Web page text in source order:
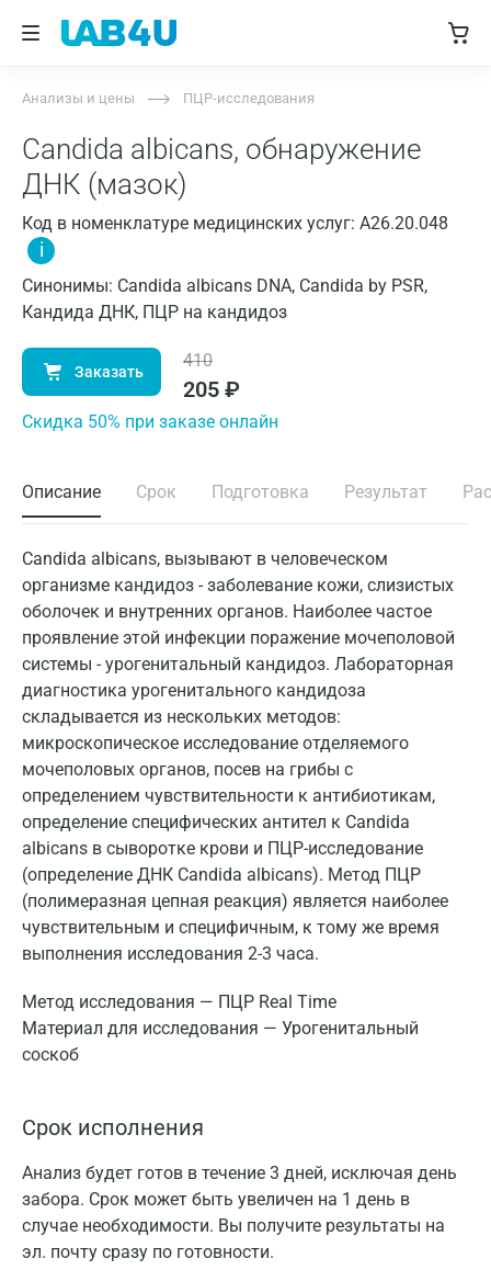
Анализы и цены ПЦР-исследования
Candida albicans, обнаружение
ДНК (мазок)
Код в номенклатуре медицинских услуг: A26.20.048
i
Синонимы: Candida albicans DNA, Candida by PSR,
Кандида ДНК, ПЦР на кандидоз
Заказать
410
205 ₽
Cкидка 50% при заказе онлайн
Описание Срок Подготовка Результат
Candida albicans, вызывают в человеческом
организме кандидоз - заболевание кожи, слизистых
оболочек и внутренних органов. Наиболее частое
проявление этой инфекции поражение мочеполовой
системы - урогенитальный кандидоз. Лабораторная
диагностика урогенитального кандидоза
складывается из нескольких методов:
микроскопическое исследование отделяемого
мочеполовых органов, посев на грибы с
определением чувствительности к антибиотикам,
определение специфических антител к Candida
albicans в сыворотке крови и ПЦР-исследование
(определение ДНК Candida albicans). Метод ПЦР
(полимеразная цепная реакция) является наиболее
чувствительным и специфичным, к тому же время
выполнения исследования 2-3 часа.
Метод исследования — ПЦР Real Time
Материал для исследования — Урогенитальный
соскоб
Срок исполнения
Анализ будет готов в течение 3 дней, исключая день
забора. Срок может быть увеличен на 1 день в
случае необходимости. Вы получите результаты на
эл. почту сразу по готовности.